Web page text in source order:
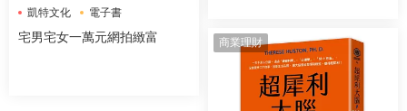
凱特文化 電子書
宅男宅女一萬元網拍緻富 商業理財